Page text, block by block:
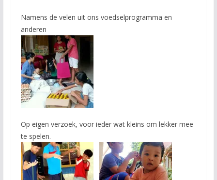
Namens de velen uit ons voedselprogramma en
anderen
Op eigen verzoek, voor ieder wat kleins om lekker mee
te spelen.